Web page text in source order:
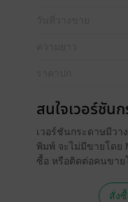
สนใจเวอร์ชัน
เวอร์ชันกระดาษมีวา
พิมพ์ จะไม่มีขายโดย
ซื้อ หรือติดต่อคนขาย
สั่ง